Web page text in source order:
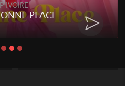
IVOIRE
PLACE